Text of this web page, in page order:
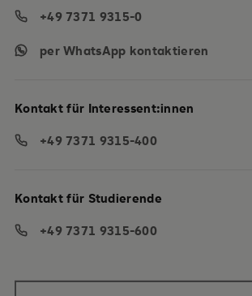
+49 7371 9315-0
per WhatsApp kontaktieren
Kontakt für Interessent:innen
+49 7371 9315-400
Kontakt für Studierende
+49 7371 9315-600